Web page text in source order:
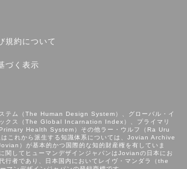
規約について
づく表示
テム（The Human Design System）、グローバル・イ
ックス（The Global Incarnation Index）、プライマリ
Health System）その他ラー・ウルフ（Ra Uru
これから派⽣する知識体系については、Jovian Archive
）が基本的かつ国際的な知的財産権を有していま
関してヒューマンデザインジャパンはJovianの日本にお
行者であり、日本国内においてレイヴ・マンダラ（the